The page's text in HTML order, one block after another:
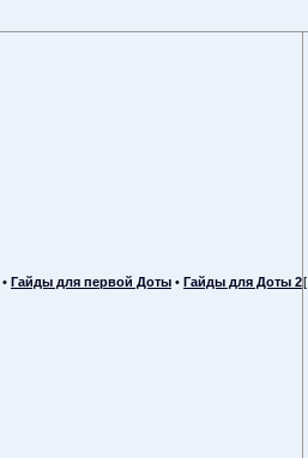
• Гайды для первой Доты • Гайды для Доты 2